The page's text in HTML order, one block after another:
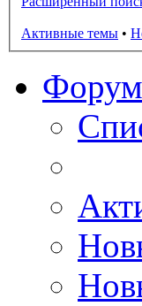
Активные темы •
Форум